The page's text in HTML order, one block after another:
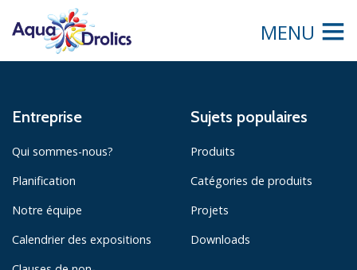
MENU
Entreprise
Qui sommes-nous?
Planification
Notre équipe
Calendrier des expositions
Sujets populaires
Produits
Catégories de produits
Projets
Downloads